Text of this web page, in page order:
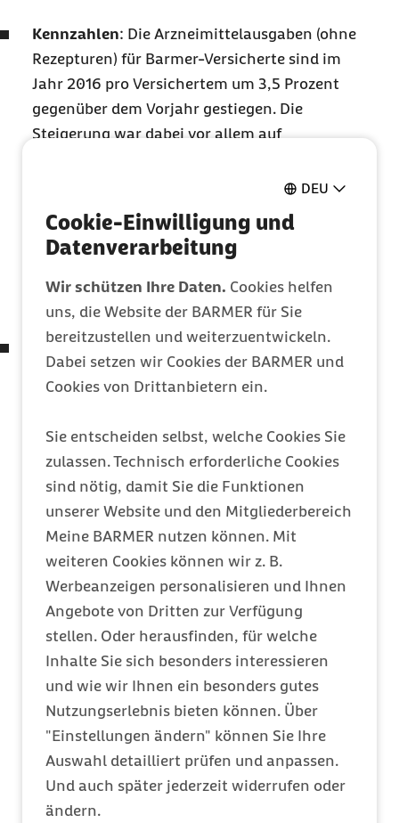
DEU
Cookie-Einwilligung und
Datenverarbeitung
Wir schützen Ihre Daten. Cookies helfen
uns, die Website der BARMER für Sie
bereitzustellen und weiterzuentwickeln.
Dabei setzen wir Cookies der BARMER und
Cookies von Drittanbietern ein.
Sie entscheiden selbst, welche Cookies Sie
zulassen. Technisch erforderliche Cookies
sind nötig, damit Sie die Funktionen
unserer Website und den Mitgliederbereich
Meine BARMER nutzen können. Mit
weiteren Cookies können wir z. B.
Werbeanzeigen personalisieren und Ihnen
Angebote von Dritten zur Verfügung
stellen. Oder herausfinden, für welche
Inhalte Sie sich besonders interessieren
und wie wir Ihnen ein besonders gutes
Nutzungserlebnis bieten können. Über
"Einstellungen ändern" können Sie Ihre
Auswahl detailliert prüfen und anpassen.
Und auch später jederzeit widerrufen oder
ändern.
Kennzahlen: Die Arzneimittelausgaben (ohne
Rezepturen) für Barmer-Versicherte sind im
Jahr 2016 pro Versichertem um 3,5 Prozent
gegenüber dem Vorjahr gestiegen. Die
Steigerung war dabei vor allem auf
auf eine Steigerung der Durchschnittskosten
der Arzneimittel. Gesamtausgaben von 4,72
Milliarden Euro (2012: 3,89 Milliarden Euro)
entsprachen Ausgaben je Versichertem von
529 Euro (Frauen 538 und Männer 516 Euro;
im Report auf Seite 38).
Umsatz-Spitzenreiter: Der Wirkstoff
Adalilumab war auch im Jahr 2016 das
umsatzstärkste patentgestützte Arzneimittel
unter dem Handelsnamen Humira® bekannte
Medikament gegen rheumatoide Arthritis und
chronische entzündliche Darmerkrankungen
lagen im Jahr 2016 bei 134 Millionen Euro und
damit noch einmal sechs Millionen Euro
höher als im Jahr zuvor. Auf den Plätzen zwei
und drei der umsatzstärksten Arzneimittel bei
Barmer-Versichertenfolgen der Blutverdünner
Xarelto® (Wirkstoff Rivaroxaban) mit 90
Millionen Euro (plus neun Millionen Euro
gegenüber dem Jahr 2015) und das zur
Behandlung verschiedener Krebsformen
eingesetzte Avastin® (Wirkstoff Bevacizumab)
mit einem Umsatz von fast 87 Millionen Euro
(plus zwei Millionen Euro). Die 30